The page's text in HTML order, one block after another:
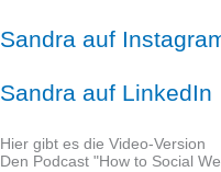
Sandra auf
Sandra auf LinkedIn
Hier gibt es die Video-Version
Den Podcast "How to Social